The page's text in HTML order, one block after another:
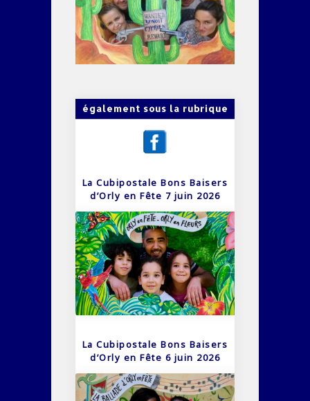
également sous la rubrique
La Cubipostale Bons Baisers
d’Orly en Fête 7 juin 2026
La Cubipostale Bons Baisers
d’Orly en Fête 6 juin 2026